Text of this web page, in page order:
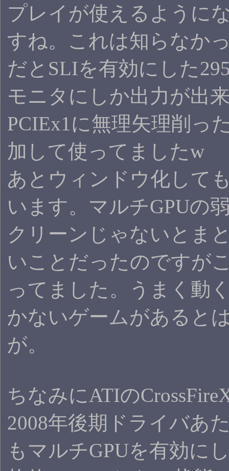
プレイが使えるように
すね。これは知らなか
だとSLIを有効にした
モニタにしか出力が出
PCIEx1に無理矢理削っ
加して使ってましたw
あとウィンドウ化して
います。マルチGPUの
クリーンじゃないとま
いことだったのですが
ってました。うまく動
かないゲームがあると
が。
ちなみにATIの
2008年後期ドライバあ
もマルチGPUを有効に